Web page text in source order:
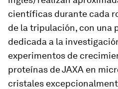
científicas durante cada
de la tripulación, con una
dedicada a la
experimentos de
proteínas de JAXA en
cristales